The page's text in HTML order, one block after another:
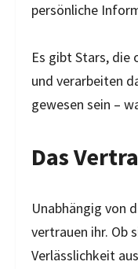
persönliche
Es gibt Stars, die
und verarbeiten
gewesen sein –
Das
Unabhängig von
vertrauen ihr. Ob
Verlässlichkeit